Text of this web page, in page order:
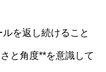
を返し続けること
と角度**を意識して